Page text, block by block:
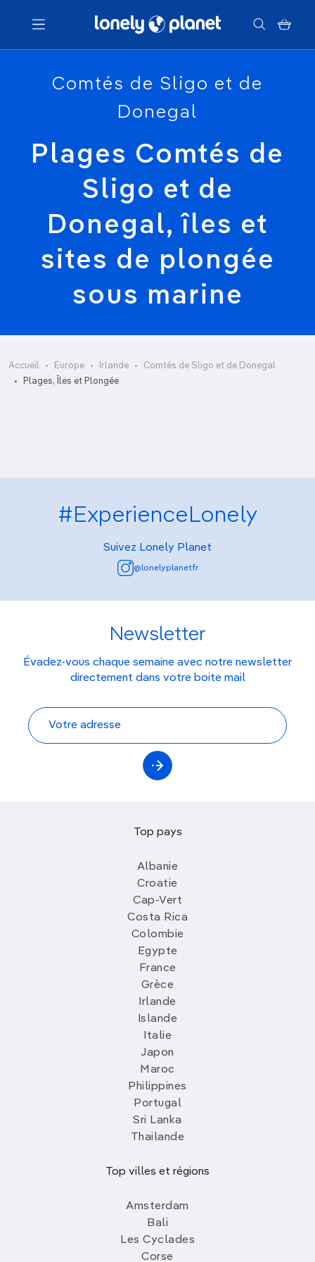
Menu
Votre recherche
Comtés de Sligo et de
Donegal
Plages Comtés de
Sligo et de
Donegal, îles et
sites de plongée
sous marine
Accueil Europe Irlande
Comtés de Sligo et de Donegal
Plages, Îles et Plongée
Fin McCool Surf School
#ExperienceLonely
Suivez Lonely Planet
@lonelyplanetfr
Newsletter
Évadez-vous chaque semaine avec notre newsletter
directement dans votre boite mail
Top pays
Albanie
Croatie
Cap-Vert
Costa Rica
Colombie
Egypte
France
Grèce
Irlande
Islande
Italie
Japon
Maroc
Philippines
Portugal
Sri Lanka
Thailande
Top villes et régions
Amsterdam
Bali
Les Cyclades
Corse